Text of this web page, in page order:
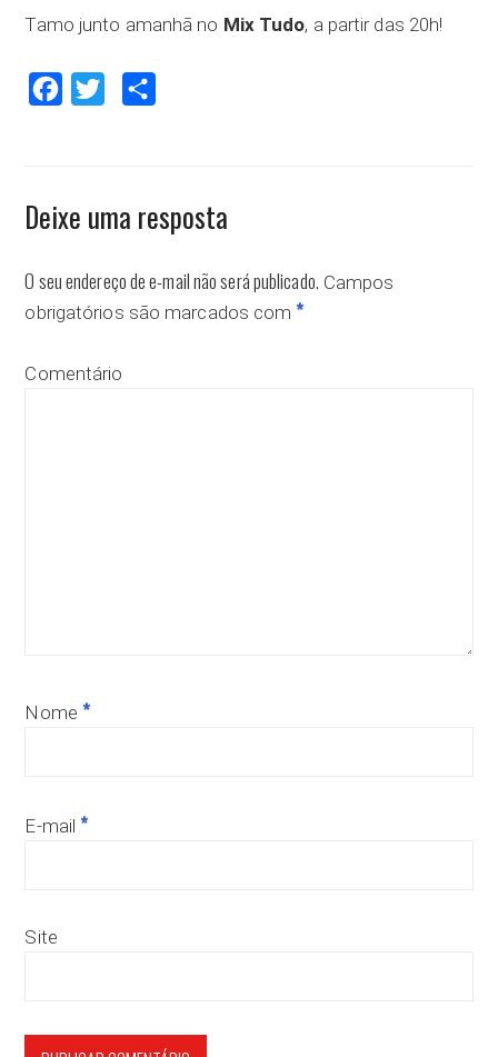
Tamo junto amanhã no Mix Tudo, a partir das 20h!
Facebook Twitter
Deixe uma resposta
O seu endereço de e-mail não será publicado. Campos
obrigatórios são marcados com *
Comentário
Nome *
E-mail *
Site